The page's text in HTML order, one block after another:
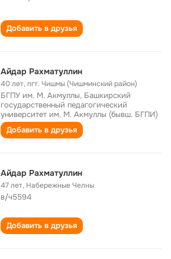
Добавить в друзья
Айдар Рахматуллин
40 лет,пгт. Чишмы (Чишминский район)
БГПУ им. М. Акмуллы, Башкирский
государственный педагогический
университет им. М. Акмуллы (бывш. БГПИ)
Добавить в друзья
Айдар Рахматуллин
47 лет, Набережные Челны
в/ч5594
Добавить в друзья